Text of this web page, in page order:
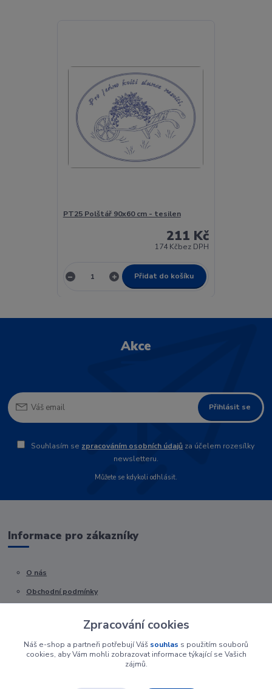
PT25 Polštář 90x60 cm - tesilen
211 Kč
174 Kčbez DPH
Přidat do košíku
Akce
Přihlásit se
Souhlasím se zpracováním osobních údajů za účelem rozesílky
newsletteru.
Můžete se kdykoli odhlásit.
Informace pro zákazníky
O nás
Obchodní podmínky
Zpracování cookies
Náš e-shop a partneři potřebují Váš souhlas s použitím souborů
cookies, aby Vám mohli zobrazovat informace týkající se Vašich
zájmů.